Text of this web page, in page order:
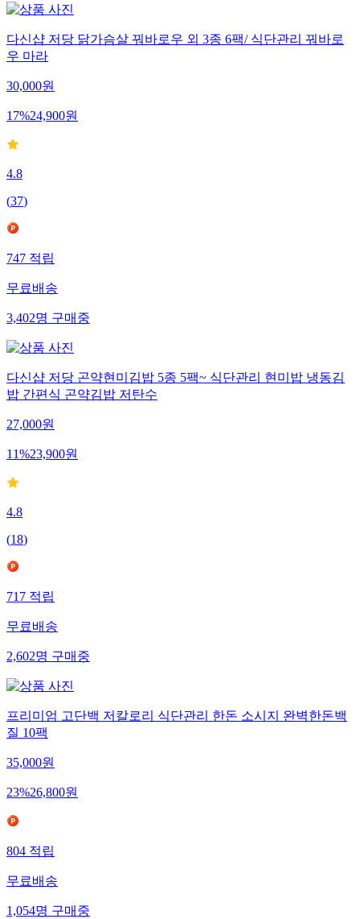
다신샵 저당 닭가슴살 꿔바로우 외 3종 6팩/ 식단관리 꿔바로
우 마라
30,000원
17%24,900원
4.8
(37)
747적립
무료배송
3,402명구매중
다신샵 저당 곤약현미김밥 5종 5팩~ 식단관리 현미밥 냉동김
밥 간편식 곤약김밥 저탄수
27,000원
11%23,900원
4.8
(18)
717적립
무료배송
2,602명구매중
프리미엄 고단백 저칼로리 식단관리 한돈 소시지 완벽한돈백
질 10팩
35,000원
23%26,800원
804적립
무료배송